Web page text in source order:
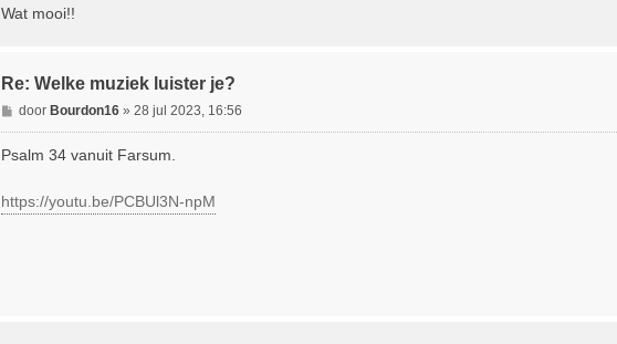
Wat mooi!!
Re: Welke muziek luister je?
B
e
h
door Bourdon16» 28 jul 2023, 16:56
Psalm 34 vanuit Farsum.
https://youtu.be/PCBUl3N-npM